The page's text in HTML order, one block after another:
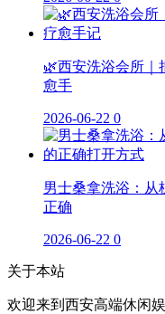
🌿西安洗浴会所｜
愈手
2026-06-22 0
男士桑拿洗浴：从
正确
2026-06-22 0
关于本站
欢迎来到西安高端休闲